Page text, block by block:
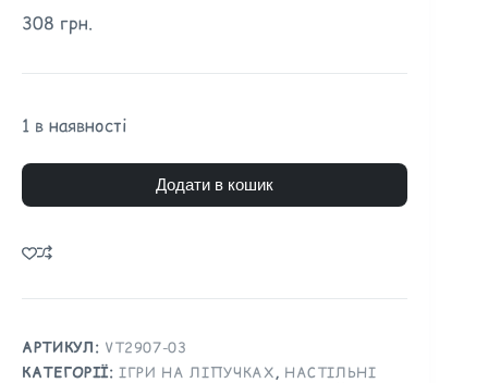
308 грн.
1 в наявності
Додати в кошик
l
e
n
a
АРТИКУЛ: VT2907-03
КАТЕГОРІЇ:ІГРИ НА ЛІПУЧКАХ, НАСТІЛЬНІ